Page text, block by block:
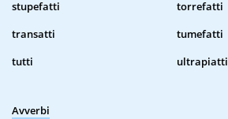
stupefatti
torrefatti
transatti
tumefatti
tutti
ultrapiatti
Avverbi